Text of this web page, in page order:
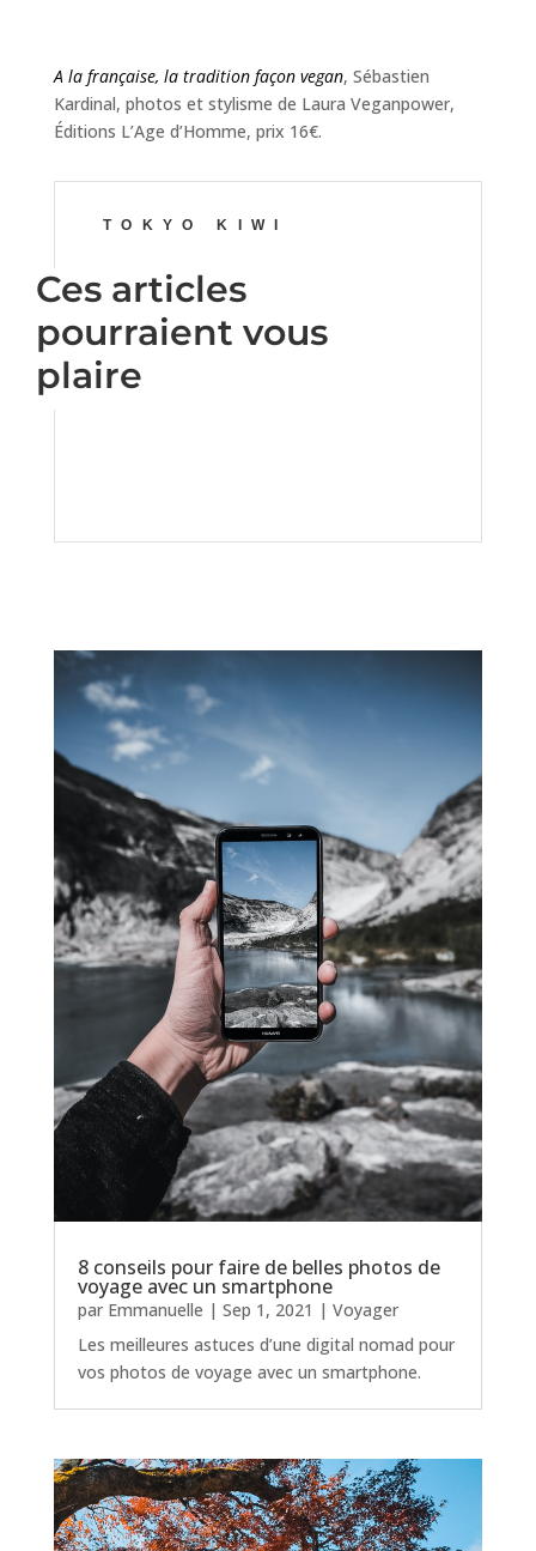
A la française, la tradition façon vegan, Sébastien
Kardinal, photos et stylisme de Laura Veganpower,
Éditions L’Age d’Homme, prix 16€.
TOKYO KIWI
Ces articles
pourraient vous
plaire
8 conseils pour faire de belles photos de
voyage avec un smartphone
par Emmanuelle | Sep 1, 2021 | Voyager
Les meilleures astuces d’une digital nomad pour
vos photos de voyage avec un smartphone.